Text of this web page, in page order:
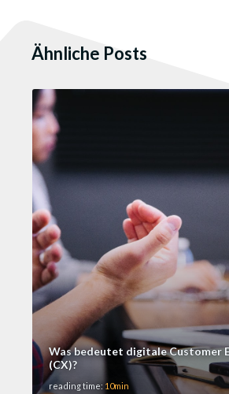
Ähnliche Posts
Was bedeutet digitale Customer
(CX)?
reading time: 10min